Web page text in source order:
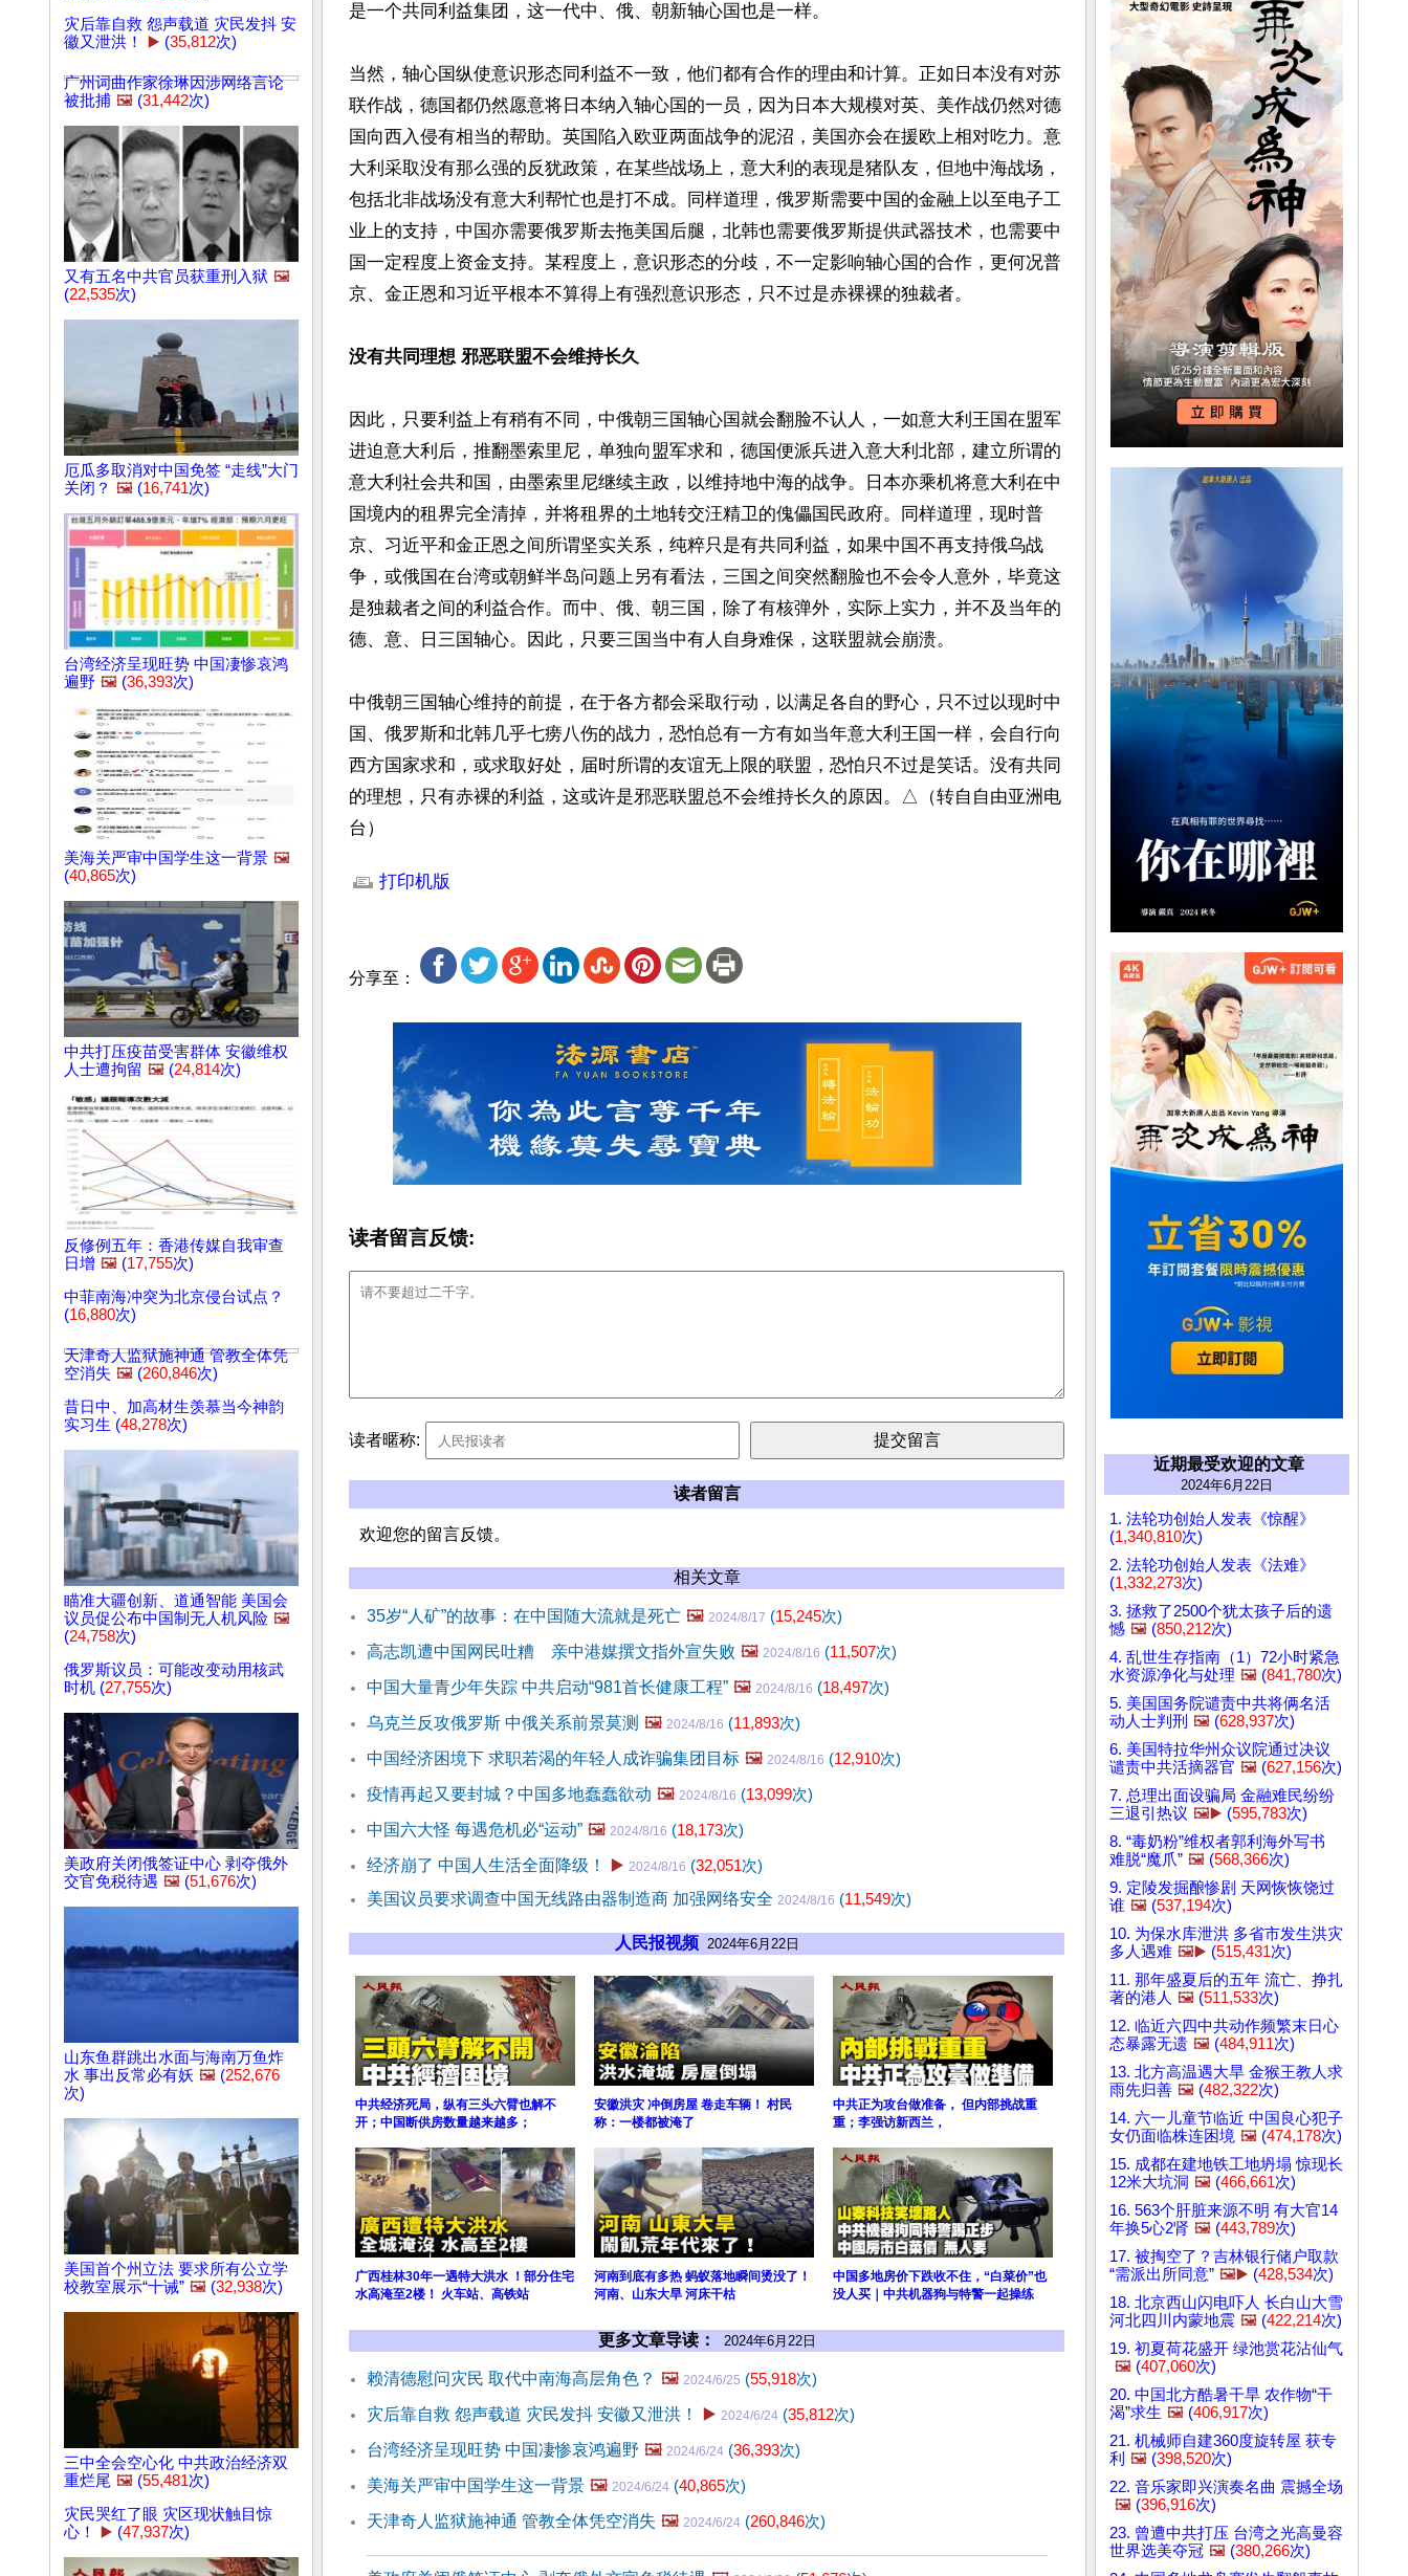
灾后靠自救 怨声载道 灾民发抖 安
徽又泄洪！
▶️ (35,812次)
广州词曲作家徐琳因涉网络言论
被批捕 🖼️ (31,442次)
又有五名中共官员获重刑入狱 🖼️
(22,535次)
厄瓜多取消对中国免签 “走线”大门
关闭？ 🖼️ (16,741次)
台湾经济呈现旺势 中国凄惨哀鸿
遍野 🖼️ (36,393次)
美海关严审中国学生这一背景 🖼️
(40,865次)
中共打压疫苗受害群体 安徽维权
人士遭拘留 🖼️ (24,814次)
反修例五年：香港传媒自我审查
日增 🖼️ (17,755次)
中菲南海冲突为北京侵台试点？
(16,880次)
天津奇人监狱施神通 管教全体凭
空消失 🖼️ (260,846次)
昔日中、加高材生羡慕当今神韵
实习生 (48,278次)
瞄准大疆创新、道通智能 美国会
议员促公布中国制无人机风险 🖼️
(24,758次)
俄罗斯议员：可能改变动用核武
时机 (27,755次)
美政府关闭俄签证中心 剥夺俄外
交官免税待遇 🖼️ (51,676次)
山东鱼群跳出水面与海南万鱼炸
水 事出反常必有妖 🖼️ (252,676
次)
美国首个州立法 要求所有公立学
校教室展示“十诫” 🖼️ (32,938次)
三中全会空心化 中共政治经济双
重烂尾 🖼️ (55,481次)
灾民哭红了眼 灾区现状触目惊
心！
▶️ (47,937次)
是一个共同利益集团，这一代中、俄、朝新轴心国也是一样。
当然，轴心国纵使意识形态同利益不一致，他们都有合作的理由和计算。正如日本没有对苏
联作战，德国都仍然愿意将日本纳入轴心国的一员，因为日本大规模对英、美作战仍然对德
国向西入侵有相当的帮助。英国陷入欧亚两面战争的泥沼，美国亦会在援欧上相对吃力。意
大利采取没有那么强的反犹政策，在某些战场上，意大利的表现是猪队友，但地中海战场，
包括北非战场没有意大利帮忙也是打不成。同样道理，俄罗斯需要中国的金融上以至电子工
业上的支持，中国亦需要俄罗斯去拖美国后腿，北韩也需要俄罗斯提供武器技术，也需要中
国一定程度上资金支持。某程度上，意识形态的分歧，不一定影响轴心国的合作，更何况普
京、金正恩和习近平根本不算得上有强烈意识形态，只不过是赤裸裸的独裁者。
没有共同理想 邪恶联盟不会维持长久
因此，只要利益上有稍有不同，中俄朝三国轴心国就会翻脸不认人，一如意大利王国在盟军
进迫意大利后，推翻墨索里尼，单独向盟军求和，德国便派兵进入意大利北部，建立所谓的
意大利社会共和国，由墨索里尼继续主政，以维持地中海的战争。日本亦乘机将意大利在中
国境内的租界完全清掉，并将租界的土地转交汪精卫的傀儡国民政府。同样道理，现时普
京、习近平和金正恩之间所谓坚实关系，纯粹只是有共同利益，如果中国不再支持俄乌战
争，或俄国在台湾或朝鲜半岛问题上另有看法，三国之间突然翻脸也不会令人意外，毕竟这
是独裁者之间的利益合作。而中、俄、朝三国，除了有核弹外，实际上实力，并不及当年的
德、意、日三国轴心。因此，只要三国当中有人自身难保，这联盟就会崩溃。
中俄朝三国轴心维持的前提，在于各方都会采取行动，以满足各自的野心，只不过以现时中
国、俄罗斯和北韩几乎七痨八伤的战力，恐怕总有一方有如当年意大利王国一样，会自行向
西方国家求和，或求取好处，届时所谓的友谊无上限的联盟，恐怕只不过是笑话。没有共同
的理想，只有赤裸的利益，这或许是邪恶联盟总不会维持长久的原因。△（转自自由亚洲电
台）
打印机版
分享至：
读者留言反馈:
读者暱称:
读者留言
欢迎您的留言反馈。
相关文章
35岁“人矿”的故事：在中国随大流就是死亡 🖼️ 2024/8/17 (15,245次)
高志凯遭中国网民吐糟 亲中港媒撰文指外宣失败 🖼️ 2024/8/16 (11,507次)
中国大量青少年失踪 中共启动“981首长健康工程” 🖼️ 2024/8/16 (18,497次)
乌克兰反攻俄罗斯 中俄关系前景莫测 🖼️ 2024/8/16 (11,893次)
中国经济困境下 求职若渴的年轻人成诈骗集团目标 🖼️ 2024/8/16 (12,910次)
疫情再起又要封城？中国多地蠢蠢欲动 🖼️ 2024/8/16 (13,099次)
中国六大怪 每遇危机必“运动” 🖼️ 2024/8/16 (18,173次)
经济崩了 中国人生活全面降级！
▶️ 2024/8/16 (32,051次)
美国议员要求调查中国无线路由器制造商 加强网络安全 2024/8/16 (11,549次)
人民报视频 2024年6月22日
中共经济死局，纵有三头六臂也解不
开；中国断供房数量越来越多；
安徽洪灾 冲倒房屋 卷走车辆！ 村民
称：一楼都被淹了
中共正为攻台做准备， 但内部挑战重
重；李强访新西兰，
广西桂林30年一遇特大洪水 ！部分住宅
水高淹至2楼！ 火车站、高铁站
河南到底有多热 蚂蚁落地瞬间烫没了！
河南、山东大旱 河床干枯
中国多地房价下跌收不住，“白菜价”也
没人买｜中共机器狗与特警一起操练
更多文章导读： 2024年6月22日
赖清德慰问灾民 取代中南海高层角色？ 🖼️ 2024/6/25 (55,918次)
灾后靠自救 怨声载道 灾民发抖 安徽又泄洪！
▶️ 2024/6/24 (35,812次)
台湾经济呈现旺势 中国凄惨哀鸿遍野 🖼️ 2024/6/24 (36,393次)
美海关严审中国学生这一背景 🖼️ 2024/6/24 (40,865次)
天津奇人监狱施神通 管教全体凭空消失 🖼️ 2024/6/24 (260,846次)
近期最受欢迎的文章
2024年6月22日
1. 法轮功创始人发表《惊醒》
(1,340,810次)
2. 法轮功创始人发表《法难》
(1,332,273次)
3. 拯救了2500个犹太孩子后的遗
憾 🖼️ (850,212次)
4. 乱世生存指南（1）72小时紧急
水资源净化与处理 🖼️ (841,780次)
5. 美国国务院谴责中共将俩名活
动人士判刑 🖼️ (628,937次)
6. 美国特拉华州众议院通过决议
谴责中共活摘器官 🖼️ (627,156次)
7. 总理出面设骗局 金融难民纷纷
三退引热议 🖼️▶️ (595,783次)
8. “毒奶粉”维权者郭利海外写书
难脱“魔爪” 🖼️ (568,366次)
9. 定陵发掘酿惨剧 天网恢恢饶过
谁 🖼️ (537,194次)
10. 为保水库泄洪 多省市发生洪灾
多人遇难 🖼️▶️ (515,431次)
11. 那年盛夏后的五年 流亡、挣扎
著的港人 🖼️ (511,533次)
12. 临近六四中共动作频繁末日心
态暴露无遗 🖼️ (484,911次)
13. 北方高温遇大旱 金猴王教人求
雨先归善 🖼️ (482,322次)
14. 六一儿童节临近 中国良心犯子
女仍面临株连困境 🖼️ (474,178次)
15. 成都在建地铁工地坍塌 惊现长
12米大坑洞 🖼️ (466,661次)
16. 563个肝脏来源不明 有大官14
年换5心2肾 🖼️ (443,789次)
17. 被掏空了？吉林银行储户取款
“需派出所同意” 🖼️▶️ (428,534次)
18. 北京西山闪电吓人 长白山大雪
河北四川内蒙地震 🖼️ (422,214次)
19. 初夏荷花盛开 绿池赏花沾仙气
🖼️ (407,060次)
20. 中国北方酷暑干旱 农作物“干
渴”求生 🖼️ (406,917次)
21. 机械师自建360度旋转屋 获专
利 🖼️ (398,520次)
22. 音乐家即兴演奏名曲 震撼全场
🖼️ (396,916次)
23. 曾遭中共打压 台湾之光高曼容
世界选美夺冠 🖼️ (380,266次)